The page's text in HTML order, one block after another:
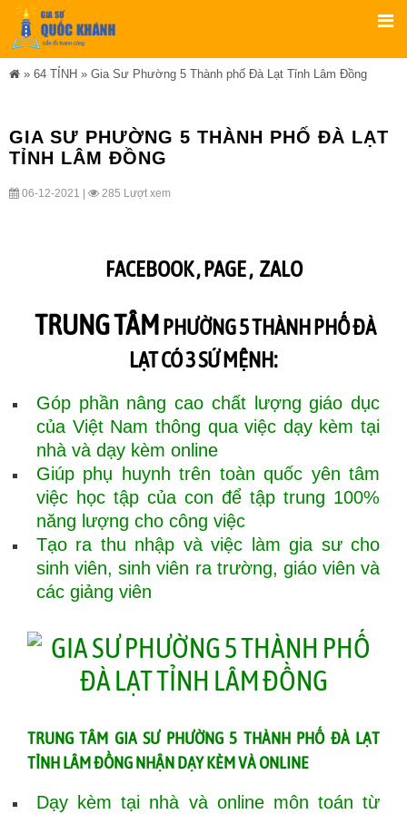
» 64 TỈNH » Gia Sư Phường 5 Thành phố Đà Lạt Tỉnh Lâm Đồng
GIA SƯ PHƯỜNG 5 THÀNH PHỐ ĐÀ LẠT
TỈNH LÂM ĐỒNG
06-12-2021 | 285 Lượt xem
FACEBOOK ,PAGE, ZALO
TRUNG TÂMPHƯỜNG 5 THÀNH PHỐ ĐÀ
LẠT CÓ 3 SỨ MỆNH:
Góp phần nâng cao chất lượng giáo dục
của Việt Nam thông qua việc dạy kèm tại
nhà và dạy kèm online
Giúp phụ huynh trên toàn quốc yên tâm
việc học tập của con để tập trung 100%
năng lượng cho công việc
Tạo ra thu nhập và việc làm gia sư cho
sinh viên, sinh viên ra trường, giáo viên và
các giảng viên
TRUNG TÂM GIA SƯ PHƯỜNG 5 THÀNH PHỐ ĐÀ LẠT
TỈNH LÂM ĐỒNG NHẬN DẠY KÈM VÀ ONLINE
Dạy kèm tại nhà và online môn toán từ